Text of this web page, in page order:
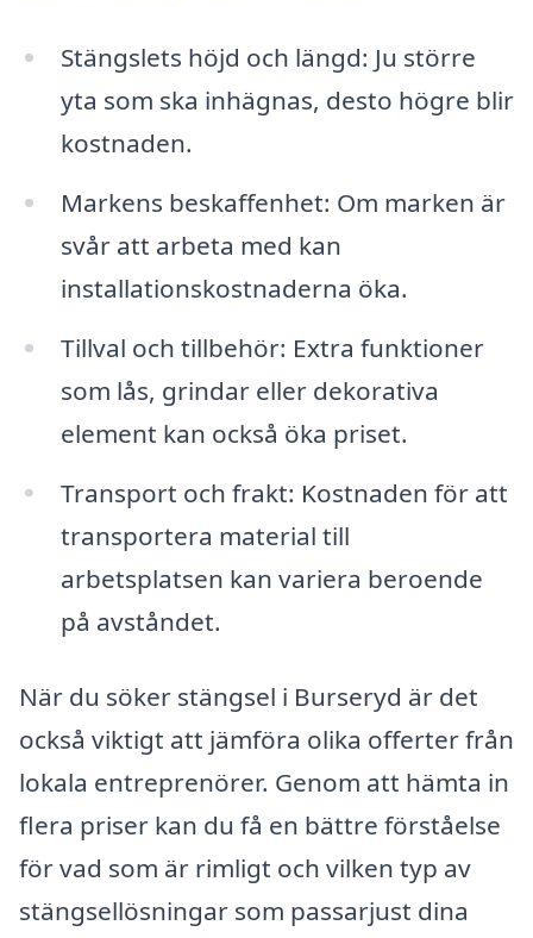
Stängslets höjd och längd: Ju större
yta som ska inhägnas, desto högre blir
kostnaden.
Markens beskaffenhet: Om marken är
svår att arbeta med kan
installationskostnaderna öka.
Tillval och tillbehör: Extra funktioner
som lås, grindar eller dekorativa
element kan också öka priset.
Transport och frakt: Kostnaden för att
transportera material till
arbetsplatsen kan variera beroende
på avståndet.
När du söker stängsel i Burseryd är det
också viktigt att jämföra olika offerter från
lokala entreprenörer. Genom att hämta in
flera priser kan du få en bättre förståelse
för vad som är rimligt och vilken typ av
stängsellösningar som passarjust dina